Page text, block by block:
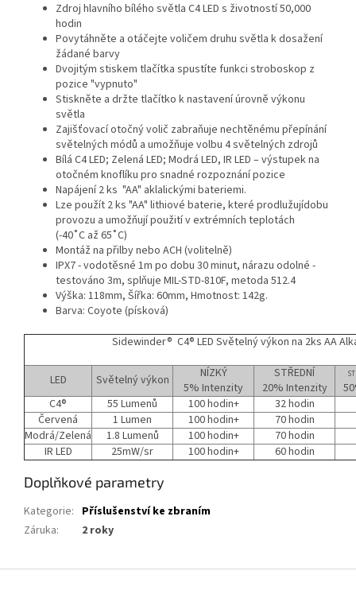
Zdroj hlavního bílého světla C4 LED s životností 50,000
hodin
Povytáhněte a otáčejte voličem druhu světla k dosažení
žádané barvy
Dvojitým stiskem tlačítka spustíte funkci stroboskop z
pozice "vypnuto"
Stiskněte a držte tlačítko k nastavení úrovně výkonu
světla
Zajišťovací otočný volič zabraňuje nechtěnému přepínání
světelných módů a umožňuje volbu 4 světelných zdrojů
Bílá C4 LED; Zelená LED; Modrá LED, IR LED – výstupek na
otočném knoflíku pro snadné rozpoznání pozice
Napájení 2 ks "AA" aklalickými bateriemi.
Lze použít 2 ks "AA" lithiové baterie, které prodlužujídobu
provozu a umožňují použití v extrémních teplotách
(-40˚C až 65˚C)
Montáž na přilby nebo ACH (volitelně)
IPX7 - vodotěsné 1m po dobu 30 minut, nárazu odolné -
testováno 3m, splňuje MIL-STD-810F, metoda 512.4
Výška: 118mm, Šířka: 60mm, Hmotnost: 142g.
Barva: Coyote (písková)
Sidewinder® C4® LED Světelný výkon na 2ks AA
LED Světelný výkon
NÍZKÝ
5% Intenzity
STŘEDNÍ
20% Intenzity
C4®
55 Lumenů 100 hodin+ 32 hodin
Červená
1 Lumen 100 hodin+ 70 hodin
Modrá/Zelená
1.8 Lumenů 100 hodin+ 70 hodin
IR LED
25mW/sr 100 hodin+ 60 hodin
Doplňkové parametry
Kategorie: Příslušenství ke zbraním
Záruka: 2 roky